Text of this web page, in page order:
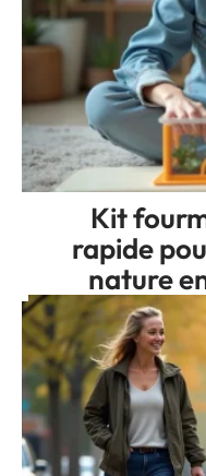
Kit
rapide
nature